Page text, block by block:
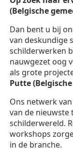
(Belgische
Dan bent u bij
van deskundige
schilderwerken
nauwgezet oog
als grote
Putte
Ons netwerk
van de nieuwste
schilderwereld.
workshops
in de branche.